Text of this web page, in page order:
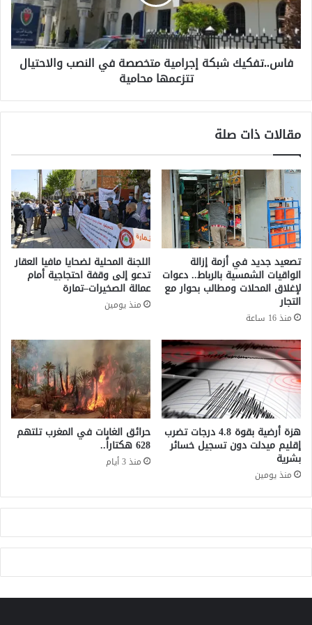
ل
ى
أ
ح
ن
ع
ا
م
ح
ت
و
ى
ب
د
ء
اً
م
ن
2
0
2
5
:
ت
ف
ا
ي
إ
ر
ء
ت
ف
ك
ي
ك
إ
ج
ر
ا
ي
ة
م
ت
خ
ص
ص
ة
ف
ي
ا
ل
ن
ص
ب
و
ا
ل
ا
ت
ل
ت
فاس..تفكيك شبكة إجرامية متخصصة في النصب والاحتيال
تتزعمها محامية
مقالات ذات صلة
تصعيد جديد في أزمة إزالة
الواقيات الشمسية بالرباط.. دعوات
لإغلاق المحلات ومطالب بحوار مع
التجار
منذ 16 ساعة
اللجنة المحلية لضحايا مافيا العقار
تدعو إلى وقفة احتجاجية أمام
عمالة الصخيرات–تمارة
منذ يومين
هزة أرضية بقوة 4.8 درجات تضرب
إقليم ميدلت دون تسجيل خسائر
بشرية
منذ يومين
حرائق الغابات في المغرب تلتهم
628 هكتاراً..
منذ 3 أيام